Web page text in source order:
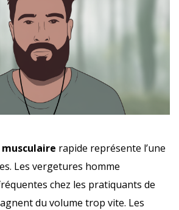
musculaire rapide représente l’une
Les vergetures homme
chez les pratiquants de
du volume trop vite. Les